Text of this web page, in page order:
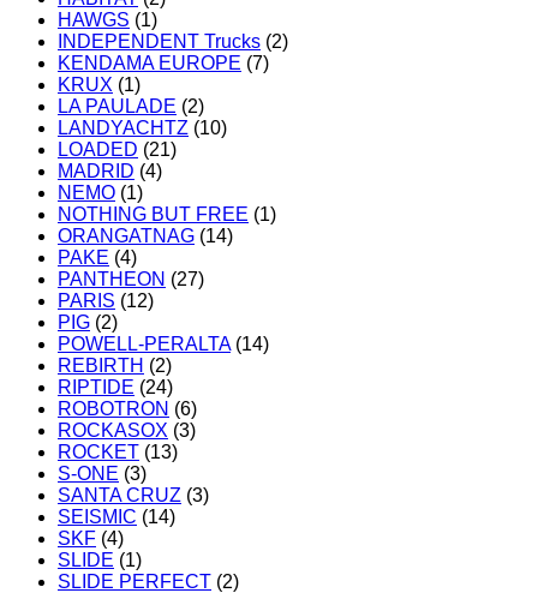
HAWGS (1)
INDEPENDENT Trucks (2)
KENDAMA EUROPE (7)
KRUX (1)
LA PAULADE (2)
LANDYACHTZ (10)
LOADED (21)
MADRID (4)
NEMO (1)
NOTHING BUT FREE (1)
ORANGATNAG (14)
PAKE (4)
PANTHEON (27)
PARIS (12)
PIG (2)
POWELL-PERALTA (14)
REBIRTH (2)
RIPTIDE (24)
ROBOTRON (6)
ROCKASOX (3)
ROCKET (13)
S-ONE (3)
SANTA CRUZ (3)
SEISMIC (14)
SKF (4)
SLIDE (1)
SLIDE PERFECT (2)